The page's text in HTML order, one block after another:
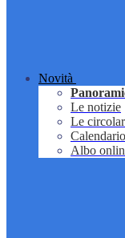
Novità
Le notizie
Le
Albo